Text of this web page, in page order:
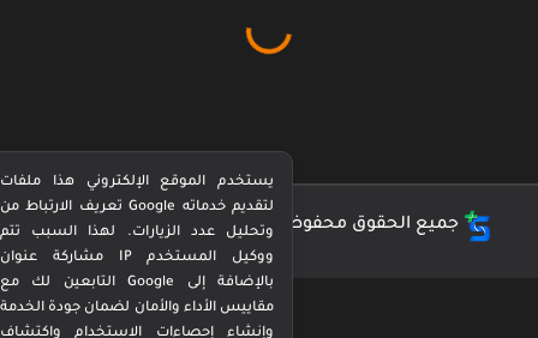
جميع الحقوق محفوظة © كورة بيرفكت Perfect Kora
يستخدم الموقع الإلكتروني هذا ملفات
تعريف الارتباط من Google لتقديم خدماته
وتحليل عدد الزيارات. لهذا السبب تتم
مشاركة عنوان IP ووكيل المستخدم
التابعين لك مع Google بالإضافة إلى
مقاييس الأداء والأمان لضمان جودة الخدمة
وإنشاء إحصاءات الاستخدام واكتشاف